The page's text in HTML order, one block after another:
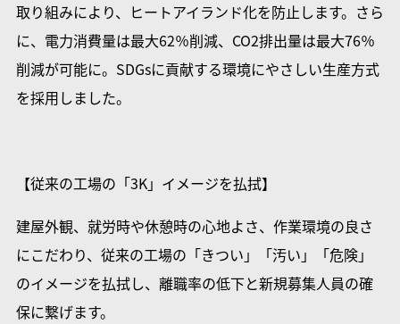
取り組みにより、ヒートアイランド化を防止します。さら
に、電力消費量は最大62％削減、CO2排出量は最大76％
削減が可能に。SDGsに貢献する環境にやさしい生産方式
を採用しました。
【従来の工場の「3K」イメージを払拭】
建屋外観、就労時や休憩時の心地よさ、作業環境の良さ
にこだわり、従来の工場の「きつい」「汚い」「危険」
のイメージを払拭し、離職率の低下と新規募集人員の確
保に繋げます。